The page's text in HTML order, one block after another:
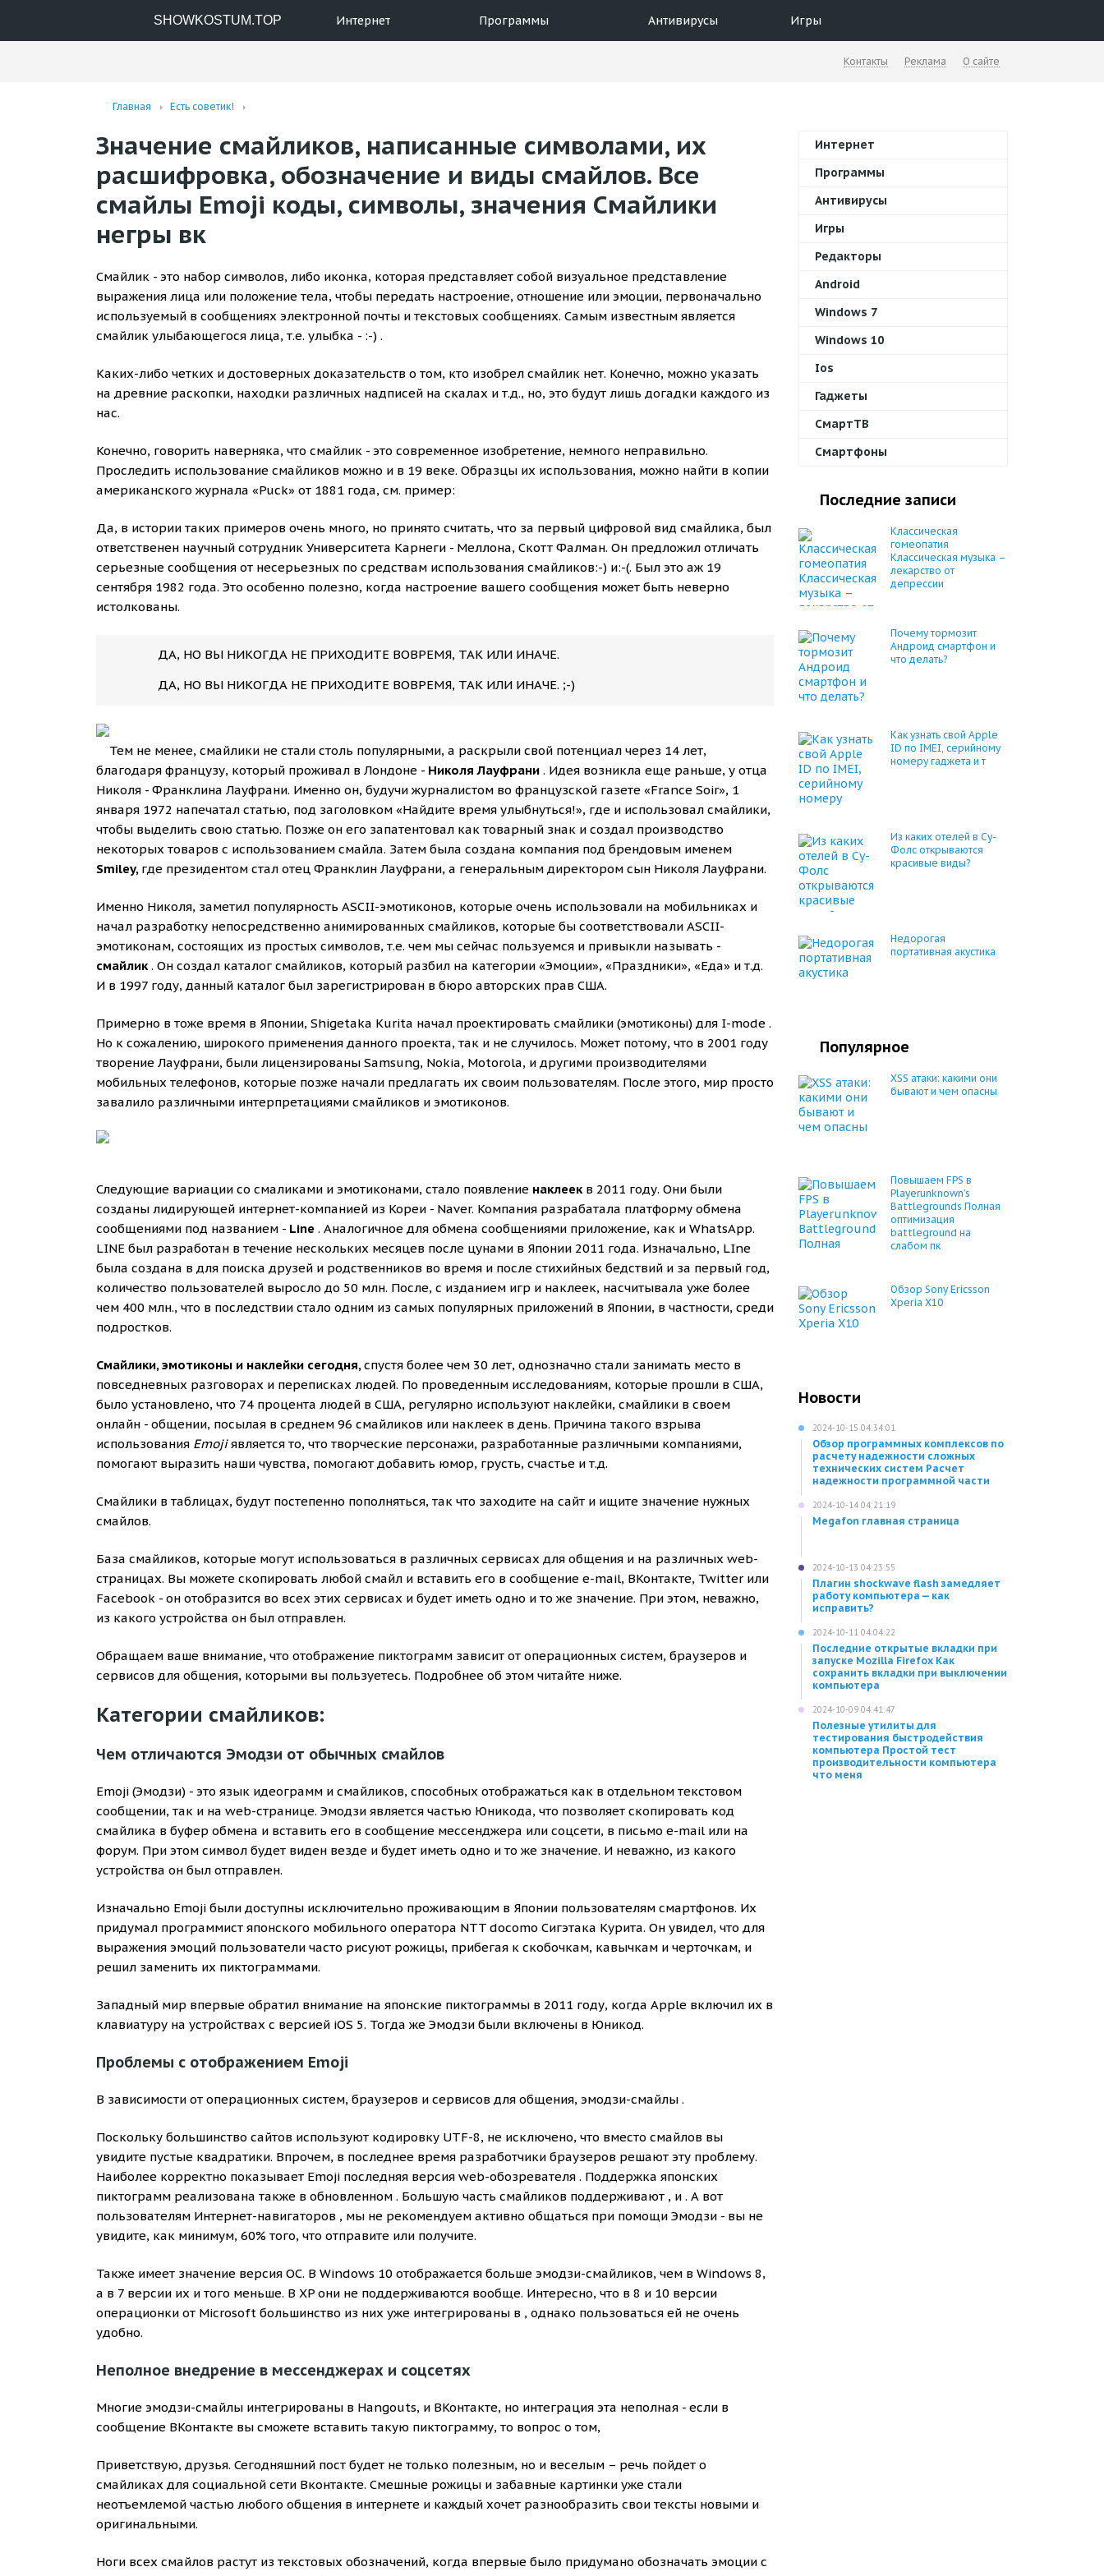
SHOWKOSTUM.TOP Интернет Программы Антивирусы Игры
Контакты Реклама О сайте
Главная Есть советик!
Значение смайликов, написанные символами, их
расшифровка, обозначение и виды смайлов. Все
смайлы Emoji коды, символы, значения Смайлики
негры вк
Смайлик - это набор символов, либо иконка, которая представляет собой визуальное представление
выражения лица или положение тела, чтобы передать настроение, отношение или эмоции, первоначально
используемый в сообщениях электронной почты и текстовых сообщениях. Самым известным является
смайлик улыбающегося лица, т.е. улыбка - :-) .
Каких-либо четких и достоверных доказательств о том, кто изобрел смайлик нет. Конечно, можно указать
на древние раскопки, находки различных надписей на скалах и т.д., но, это будут лишь догадки каждого из
нас.
Конечно, говорить наверняка, что смайлик - это современное изобретение, немного неправильно.
Проследить использование смайликов можно и в 19 веке. Образцы их использования, можно найти в копии
американского журнала «Puck» от 1881 года, см. пример:
Да, в истории таких примеров очень много, но принято считать, что за первый цифровой вид смайлика, был
ответственен научный сотрудник Университета Карнеги - Меллона, Скотт Фалман. Он предложил отличать
серьезные сообщения от несерьезных по средствам использования смайликов:-) и:-(. Был это аж 19
сентября 1982 года. Это особенно полезно, когда настроение вашего сообщения может быть неверно
истолкованы.
ДА, НО ВЫ НИКОГДА НЕ ПРИХОДИТЕ ВОВРЕМЯ, ТАК ИЛИ ИНАЧЕ.
ДА, НО ВЫ НИКОГДА НЕ ПРИХОДИТЕ ВОВРЕМЯ, ТАК ИЛИ ИНАЧЕ. ;-)
Тем не менее, смайлики не стали столь популярными, а раскрыли свой потенциал через 14 лет,
благодаря французу, который проживал в Лондоне - Николя Лауфрани . Идея возникла еще раньше, у отца
Николя - Франклина Лауфрани. Именно он, будучи журналистом во французской газете «France Soir», 1
января 1972 напечатал статью, под заголовком «Найдите время улыбнуться!», где и использовал смайлики,
чтобы выделить свою статью. Позже он его запатентовал как товарный знак и создал производство
некоторых товаров с использованием смайла. Затем была создана компания под брендовым именем
Smiley, где президентом стал отец Франклин Лауфрани, а генеральным директором сын Николя Лауфрани.
Именно Николя, заметил популярность ASCII-эмотиконов, которые очень использовали на мобильниках и
начал разработку непосредственно анимированных смайликов, которые бы соответствовали ASCII-
эмотиконам, состоящих из простых символов, т.е. чем мы сейчас пользуемся и привыкли называть -
смайлик. Он создал каталог смайликов, который разбил на категории «Эмоции», «Праздники», «Еда» и т.д.
И в 1997 году, данный каталог был зарегистрирован в бюро авторских прав США.
Примерно в тоже время в Японии, Shigetaka Kurita начал проектировать смайлики (эмотиконы) для I-mode .
Но к сожалению, широкого применения данного проекта, так и не случилось. Может потому, что в 2001 году
творение Лауфрани, были лицензированы Samsung, Nokia, Motorola, и другими производителями
мобильных телефонов, которые позже начали предлагать их своим пользователям. После этого, мир просто
завалило различными интерпретациями смайликов и эмотиконов.
Следующие вариации со смаликами и эмотиконами, стало появление наклеек в 2011 году. Они были
созданы лидирующей интернет-компанией из Кореи - Naver. Компания разрабатала платформу обмена
сообщениями под названием - Line . Аналогичное для обмена сообщениями приложение, как и WhatsApp.
LINE был разработан в течение нескольких месяцев после цунами в Японии 2011 года. Изначально, LIne
была создана в для поиска друзей и родственников во время и после стихийных бедствий и за первый год,
количество пользователей выросло до 50 млн. После, с изданием игр и наклеек, насчитывала уже более
чем 400 млн., что в последствии стало одним из самых популярных приложений в Японии, в частности, среди
подростков.
Смайлики, эмотиконы и наклейки сегодня,спустя более чем 30 лет, однозначно стали занимать место в
повседневных разговорах и переписках людей. По проведенным исследованиям, которые прошли в США,
было установлено, что 74 процента людей в США, регулярно используют наклейки, смайлики в своем
онлайн - общении, посылая в среднем 96 смайликов или наклеек в день. Причина такого взрыва
использования Emojiявляется то, что творческие персонажи, разработанные различными компаниями,
помогают выразить наши чувства, помогают добавить юмор, грусть, счастье и т.д.
Смайлики в таблицах, будут постепенно пополняться, так что заходите на сайт и ищите значение нужных
смайлов.
База смайликов, которые могут использоваться в различных сервисах для общения и на различных web-
страницах. Вы можете скопировать любой смайл и вставить его в сообщение e-mail, ВКонтакте, Twitter или
Facebook - он отобразится во всех этих сервисах и будет иметь одно и то же значение. При этом, неважно,
из какого устройства он был отправлен.
Обращаем ваше внимание, что отображение пиктограмм зависит от операционных систем, браузеров и
сервисов для общения, которыми вы пользуетесь. Подробнее об этом читайте ниже.
Категории смайликов:
Чем отличаются Эмодзи от обычных смайлов
Emoji (Эмодзи) - это язык идеограмм и смайликов, способных отображаться как в отдельном текстовом
сообщении, так и на web-странице. Эмодзи является частью Юникода, что позволяет скопировать код
смайлика в буфер обмена и вставить его в сообщение мессенджера или соцсети, в письмо e-mail или на
форум. При этом символ будет виден везде и будет иметь одно и то же значение. И неважно, из какого
устройства он был отправлен.
Изначально Emoji были доступны исключительно проживающим в Японии пользователям смартфонов. Их
придумал программист японского мобильного оператора NTT docomo Сигэтака Курита. Он увидел, что для
выражения эмоций пользователи часто рисуют рожицы, прибегая к скобочкам, кавычкам и черточкам, и
решил заменить их пиктограммами.
Западный мир впервые обратил внимание на японские пиктограммы в 2011 году, когда Apple включил их в
клавиатуру на устройствах с версией iOS 5. Тогда же Эмодзи были включены в Юникод.
Проблемы с отображением Emoji
В зависимости от операционных систем, браузеров и сервисов для общения, эмодзи-смайлы .
Поскольку большинство сайтов используют кодировку UTF-8, не исключено, что вместо смайлов вы
увидите пустые квадратики. Впрочем, в последнее время разработчики браузеров решают эту проблему.
Наиболее корректно показывает Emoji последняя версия web-обозревателя . Поддержка японских
пиктограмм реализована также в обновленном . Большую часть смайликов поддерживают , и . А вот
пользователям Интернет-навигаторов , мы не рекомендуем активно общаться при помощи Эмодзи - вы не
увидите, как минимум, 60% того, что отправите или получите.
Также имеет значение версия ОС. В Windows 10 отображается больше эмодзи-смайликов, чем в Windows 8,
а в 7 версии их и того меньше. В XP они не поддерживаются вообще. Интересно, что в 8 и 10 версии
операционки от Microsoft большинство из них уже интегрированы в , однако пользоваться ей не очень
удобно.
Неполное внедрение в мессенджерах и соцсетях
Многие эмодзи-смайлы интегрированы в Hangouts, и ВКонтакте, но интеграция эта неполная - если в
сообщение ВКонтакте вы сможете вставить такую пиктограмму, то вопрос о том,
Приветствую, друзья. Сегодняшний пост будет не только полезным, но и веселым – речь пойдет о
смайликах для социальной сети Вконтакте. Смешные рожицы и забавные картинки уже стали
неотъемлемой частью любого общения в интернете и каждый хочет разнообразить свои тексты новыми и
оригинальными.
Ноги всех смайлов растут из текстовых обозначений, когда впервые было придумано обозначать эмоции с
Интернет
Программы
Антивирусы
Игры
Редакторы
Android
Windows 7
Windows 10
Ios
Гаджеты
СмартТВ
Смартфоны
Последние записи
Классическая
гомеопатия
Классическая музыка –
лекарство от
депрессии
Почему тормозит
Андроид смартфон и
что делать?
Как узнать свой Apple
ID по IMEI, серийному
номеру гаджета и т
Из каких отелей в Су-
Фолс открываются
красивые виды?
Недорогая
портативная акустика
Популярное
XSS атаки: какими они
бывают и чем опасны
Повышаем FPS в
Playerunknown’s
Battlegrounds Полная
оптимизация
battleground на
слабом пк
Обзор Sony Ericsson
Xperia X10
Новости
2024-10-15 04:34:01
Обзор программных комплексов по
расчету надежности сложных
технических систем Расчет
надежности программной части
2024-10-14 04:21:19
Megafon главная страница
2024-10-13 04:23:55
Плагин shockwave flash замедляет
работу компьютера — как
исправить?
2024-10-11 04:04:22
Последние открытые вкладки при
запуске Mozilla Firefox Как
сохранить вкладки при выключении
компьютера
2024-10-09 04:41:47
Полезные утилиты для
тестирования быстродействия
компьютера Простой тест
производительности компьютера
что меня